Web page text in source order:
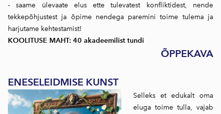
- saame ülevaate elus ette tulevatest konfliktidest, nende
tekkepõhjustest ja õpime nendega paremini toime tulema ja
harjutame kehtestamist!
KOOLITUSE MAHT: 40 akadeemilist tundi
ÕPPEKAVA
ENESELEIDMISE KUNST
Selleks et edukalt oma
eluga toime tulla, vajab